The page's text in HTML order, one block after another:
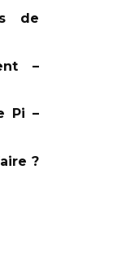
de
–
Pi –
?